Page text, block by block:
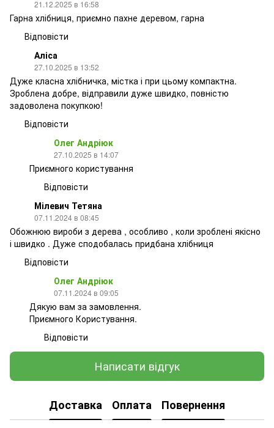
21.12.2025 в 16:58
Гарна хлібниця, приємно пахне деревом, гарна
Відповісти
Аліса
27.10.2025 в 13:52
Дуже класна хлібничка, містка і при цьому компактна.
Зроблена добре, відправили дуже швидко, повністю
задоволена покупкою!
Відповісти
Олег Андріюк
27.10.2025 в 14:07
Приємного користування
Відповісти
Мілевич Тетяна
07.11.2024 в 08:45
Обожнюю вироби з дерева , особливо , коли зроблені якісно
і швидко . Дуже сподобалась придбана хлібниця
Відповісти
Олег Андріюк
07.11.2024 в 09:05
Дякую вам за замовлення.
Приємного Користування.
Відповісти
Написати відгук
Доставка Оплата Повернення